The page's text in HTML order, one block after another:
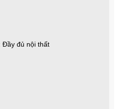
Đầy đủ nội thất